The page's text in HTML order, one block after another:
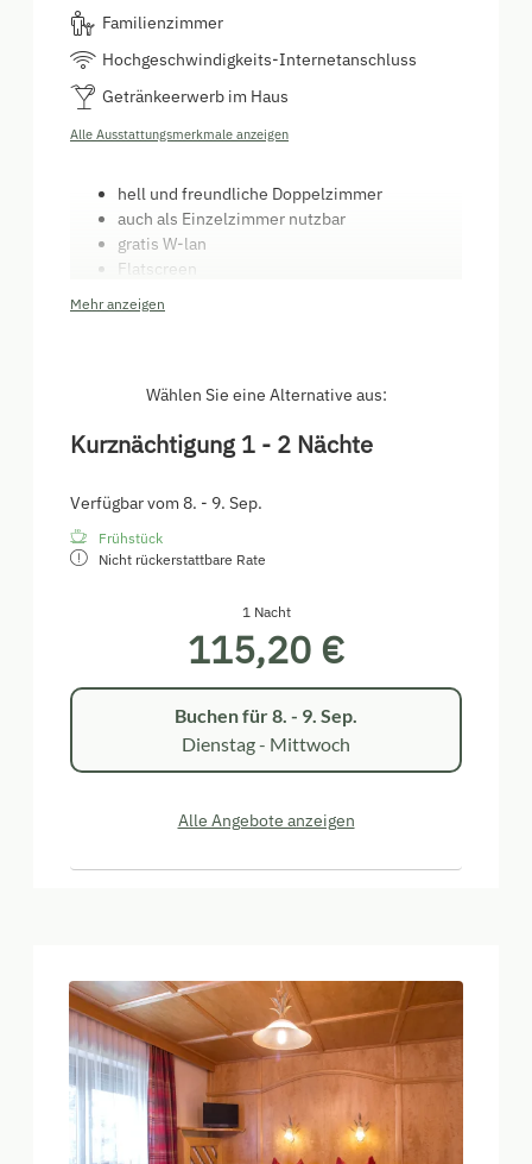
Familienzimmer
Hochgeschwindigkeits-Internetanschluss
Getränkeerwerb im Haus
Alle Ausstattungsmerkmale anzeigen
hell und freundliche Doppelzimmer
auch als Einzelzimmer nutzbar
gratis W-lan
Flatscreen
neu modernisierte Bäder (Dusche)
vom Bauern, Heumilch, Sennereibutter, ...)
(traditionelle Tiroler Küche)
Mehr anzeigen
Wählen Sie eine Alternative aus:
Kurznächtigung 1 - 2 Nächte
Verfügbar vom 8. - 9. Sep.
Frühstück
Nicht rückerstattbare Rate
1 Nacht
115,20 €
Buchen für8. - 9. Sep.
Dienstag - Mittwoch
Alle Angebote anzeigen